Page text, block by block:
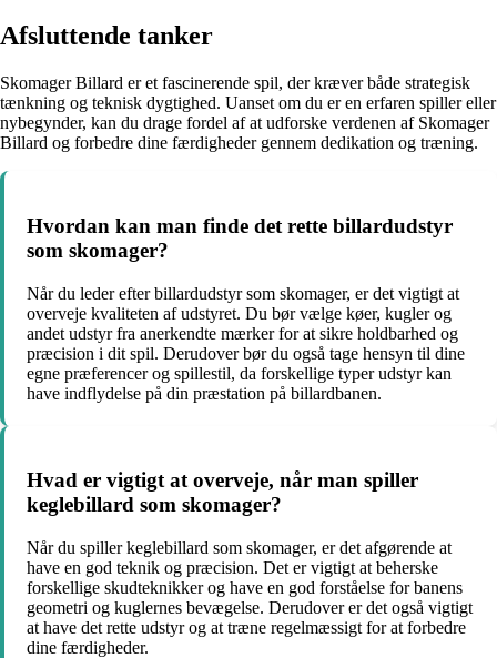
Afsluttende tanker
Skomager Billard er et fascinerende spil, der kræver både strategisk
tænkning og teknisk dygtighed. Uanset om du er en erfaren spiller eller
nybegynder, kan du drage fordel af at udforske verdenen af Skomager
Billard og forbedre dine færdigheder gennem dedikation og træning.
Hvordan kan man finde det rette billardudstyr
som skomager?
Når du leder efter billardudstyr som skomager, er det vigtigt at
overveje kvaliteten af udstyret. Du bør vælge køer, kugler og
andet udstyr fra anerkendte mærker for at sikre holdbarhed og
præcision i dit spil. Derudover bør du også tage hensyn til dine
egne præferencer og spillestil, da forskellige typer udstyr kan
have indflydelse på din præstation på billardbanen.
Hvad er vigtigt at overveje, når man spiller
keglebillard som skomager?
Når du spiller keglebillard som skomager, er det afgørende at
have en god teknik og præcision. Det er vigtigt at beherske
forskellige skudteknikker og have en god forståelse for banens
geometri og kuglernes bevægelse. Derudover er det også vigtigt
at have det rette udstyr og at træne regelmæssigt for at forbedre
dine færdigheder.